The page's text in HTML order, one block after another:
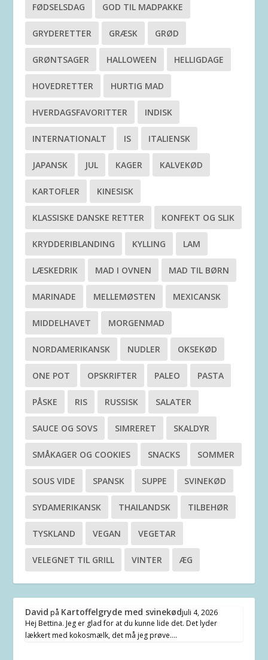
FØDSELSDAG GOD TIL MADPAKKE
GRYDERETTER GRÆSK GRØD
GRØNTSAGER HALLOWEEN HELLIGDAGE
HOVEDRETTER HURTIG MAD
HVERDAGSFAVORITTER INDISK
INTERNATIONALT IS ITALIENSK
JAPANSK JUL KAGER KALVEKØD
KARTOFLER KINESISK
KLASSISKE DANSKE RETTER KONFEKT OG SLIK
KRYDDERIBLANDING KYLLING LAM
LÆSKEDRIK MAD I OVNEN MAD TIL BØRN
MARINADE MELLEMØSTEN MEXICANSK
MIDDELHAVET MORGENMAD
NORDAMERIKANSK NUDLER OKSEKØD
ONE POT OPSKRIFTER PALEO PASTA
PÅSKE RIS RUSSISK SALATER
SAUCE OG SOVS SIMRERET SKALDYR
SMÅKAGER OG COOKIES SNACKS SOMMER
SOUS VIDE SPANSK SUPPE SVINEKØD
SYDAMERIKANSK THAILANDSK TILBEHØR
TYSKLAND VEGAN VEGETAR
VELEGNET TIL GRILL VINTER ÆG
David på Kartoffelgryde med svinekødjuli 4, 2026
Hej Bettina. Jeg er glad for at du kunne lide det. Det lyder
lækkert med kokosmælk, det må jeg prøve.…